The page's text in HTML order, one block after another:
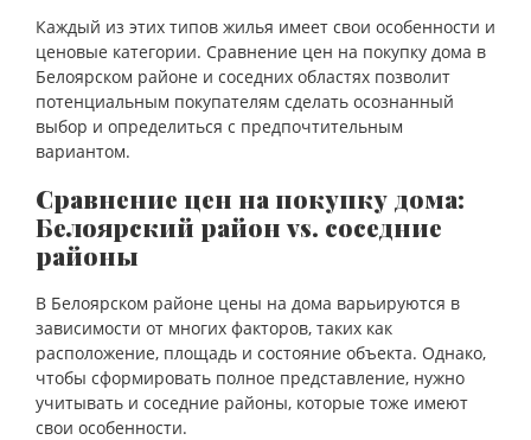
Каждый из этих типов жилья имеет свои особенности и
ценовые категории. Сравнение цен на покупку дома в
Белоярском районе и соседних областях позволит
потенциальным покупателям сделать осознанный
выбор и определиться с предпочтительным
вариантом.
Сравнение цен на покупку дома:
Белоярский район vs. соседние
районы
В Белоярском районе цены на дома варьируются в
зависимости от многих факторов, таких как
расположение, площадь и состояние объекта. Однако,
чтобы сформировать полное представление, нужно
учитывать и соседние районы, которые тоже имеют
свои особенности.